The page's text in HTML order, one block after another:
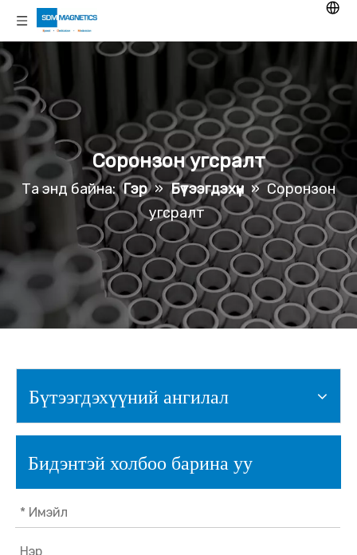
Соронзон угсралт
Та энд байна: Гэр » Бүтээгдэхүүн » Соронзон
угсралт
Бүтээгдэхүүний ангилал
Бидэнтэй холбоо барина уу